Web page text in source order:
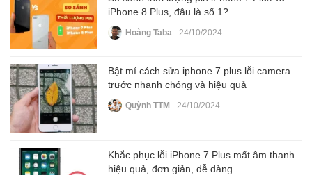
iPhone 8 Plus, đâu là số 1?
Hoàng Taba 24/10/2024
Bật mí cách sửa iphone 7 plus lỗi camera
trước nhanh chóng và hiệu quả
Quỳnh TTM 24/10/2024
Khắc phục lỗi iPhone 7 Plus mất âm thanh
hiệu quả, đơn giản, dễ dàng